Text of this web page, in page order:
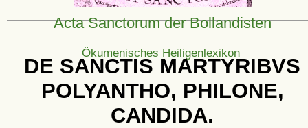
Acta Sanctorum der Bollandisten
DE SANCTIS MARTYRIBVS
POLYANTHO, PHILONE,
CANDIDA.
Ökumenisches Heiligenlexikon